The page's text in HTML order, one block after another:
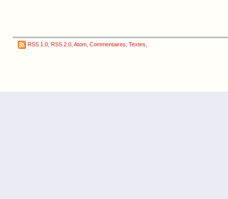
RSS 1.0 RSS 2.0 Atom Commentaires Textes